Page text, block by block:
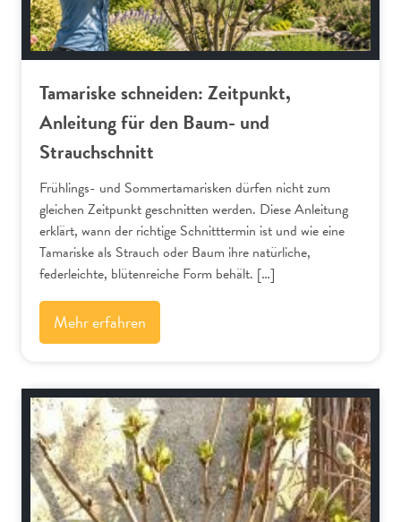
Tamariske schneiden: Zeitpunkt,
Anleitung für den Baum- und
Strauchschnitt
Frühlings- und Sommertamarisken dürfen nicht zum
gleichen Zeitpunkt geschnitten werden. Diese Anleitung
erklärt, wann der richtige Schnitttermin ist und wie eine
Tamariske als Strauch oder Baum ihre natürliche,
federleichte, blütenreiche Form behält. […]
Mehr erfahren
Schnitt-Anleitungen